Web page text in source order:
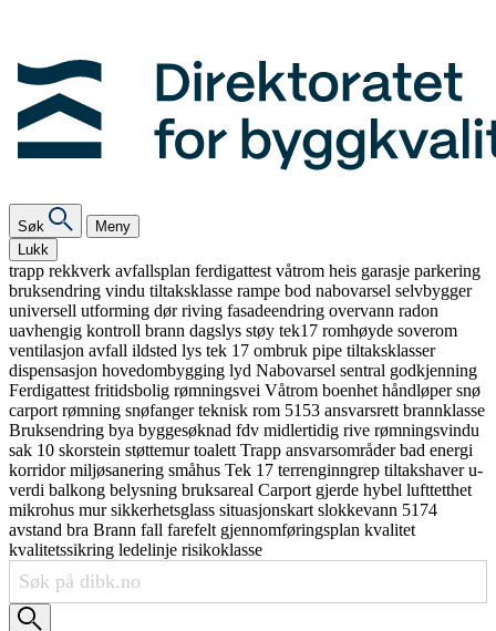
Søk
Meny
Lukk
trapp rekkverk avfallsplan ferdigattest våtrom heis garasje parkering
bruksendring vindu tiltaksklasse rampe bod nabovarsel selvbygger
universell utforming dørriving fasadeendring overvann radon
uavhengig kontroll brann dagslys støy tek17 romhøyde soverom
ventilasjon avfall ildsted lys tek 17 ombruk pipe tiltaksklasser
dispensasjon hovedombygging lyd Nabovarsel sentral godkjenning
Ferdigattest fritidsbolig rømningsvei Våtrom boenhet håndløpersnø
carport rømning snøfangerteknisk rom 5153 ansvarsrett brannklasse
Bruksendring bya byggesøknad fdv midlertidig rive rømningsvindu
sak 10 skorstein støttemurtoalett Trapp ansvarsområderbad energi
korridormiljøsanering småhus Tek 17 terrenginngrep tiltakshaveru-
verdi balkong belysning bruksareal Carport gjerde hybel lufttetthet
mikrohus mursikkerhetsglass situasjonskart slokkevann 5174
avstand bra Brann fall farefelt gjennomføringsplan kvalitet
kvalitetssikring ledelinje risikoklasse